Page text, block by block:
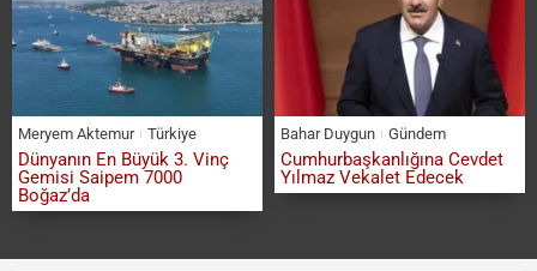
Meryem Aktemur Türkiye
Dünyanın En Büyük 3. Vinç
Gemisi Saipem 7000
Boğaz’da
Bahar Duygun Gündem
Cumhurbaşkanlığına Cevdet
Yılmaz Vekalet Edecek